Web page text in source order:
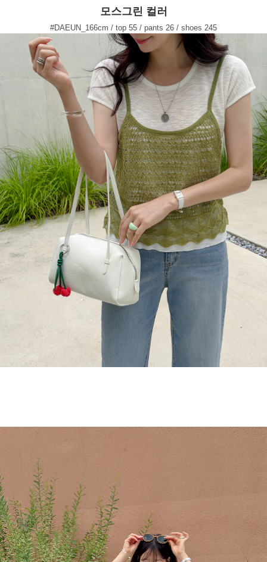
모스그린 컬러
#DAEUN_166cm / top 55 / pants 26 / shoes 245